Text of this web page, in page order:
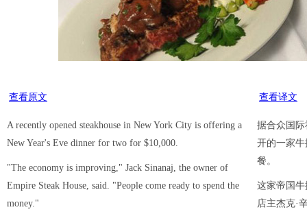
查看原文
A recently opened steakhouse in New York City is offering a
New Year's Eve dinner for two for $10,000.
"The economy is improving," Jack Sinanaj, the owner of
Empire Steak House, said. "People come ready to spend the
money."
查看译文
据合众国际
开的一家
餐。
这家帝国牛
店主杰克·